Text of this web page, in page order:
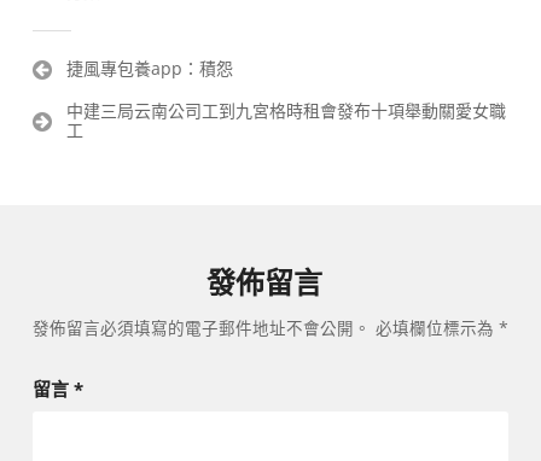
文
導
捷風專包養app：積怨
中建三局云南公司工到九宮格時租會發布十項舉動關愛女職
工
發佈留言
發佈留言必須填寫的電子郵件地址不會公開。 必填欄位標示為 *
留言 *